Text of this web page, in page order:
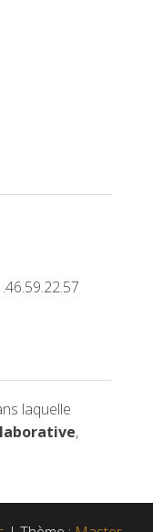
laquelle
,